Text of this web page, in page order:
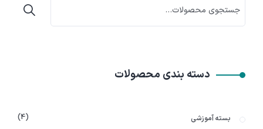
دسته بندی محصولات
بسته آموزشی 4